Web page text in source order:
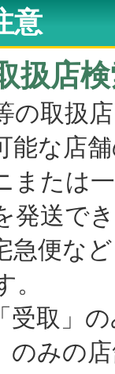
意
扱店
取扱
能な店
は一
発送で
など
」の
の店